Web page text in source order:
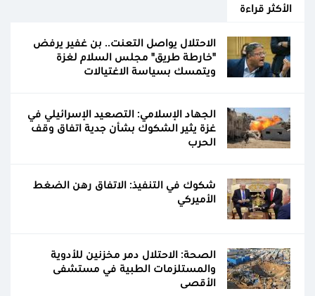
الأكثر قراءة
الاحتلال يواصل التعنت.. بن غفير يرفض
"خارطة طريق" مجلس السلام لغزة
ويتمسك بسياسة الاغتيالات
الجهاد الإسلامي: التصعيد الإسرائيلي في
غزة يثير الشكوك بشأن جدية اتفاق وقف
الحرب
شكوك في التنفيذ: الاتفاق رهن الضغط
الأميركي
الصحة: الاحتلال دمر مخزنين للأدوية
والمستلزمات الطبية في مستشفى
الأقصى